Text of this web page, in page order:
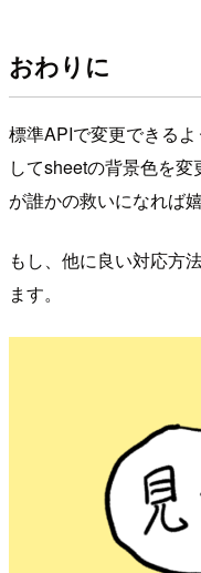
おわりに
標準APIで変更できる
してsheetの背景色を
が誰かの救いになれば
もし、他に良い対応方
ます。